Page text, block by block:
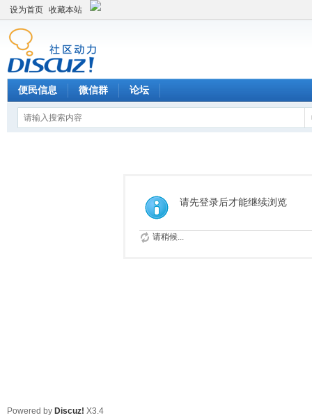
设为首页 收藏本站
便民信息 微信群 论坛
请先登录后才能继续浏览
请稍候...
Powered by Discuz! X3.4